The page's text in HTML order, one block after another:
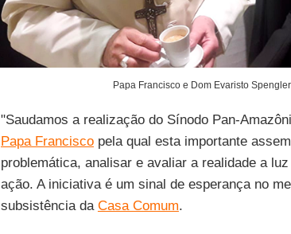
Papa Francisco e Dom Evaristo
"Saudamos a realização do Sínodo Pan-
Papa Franciscopela qual esta importante
problemática, analisar e avaliar a realidade a
ação. A iniciativa é um sinal de esperança no
subsistência da Casa Comum.